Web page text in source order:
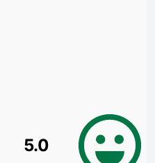
5.0